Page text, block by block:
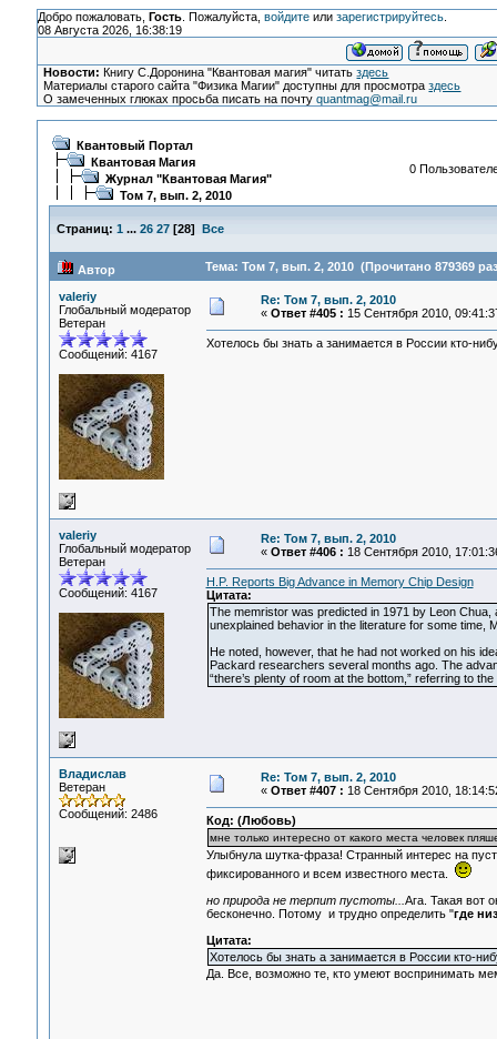
Добро пожаловать, Гость. Пожалуйста, войдитеили зарегистрируйтесь.
08 Августа 2026, 16:38:19
Новости: Книгу С.Доронина "Квантовая магия" читатьздесь
Материалы старого сайта "Физика Магии" доступны для просмотраздесь
О замеченных глюках просьба писать на почтуquantmag@mail.ru
Квантовый Портал
Квантовая Магия
Журнал "Квантовая Магия"
Том 7, вып. 2, 2010
0
Страниц: 1 ... 26 27[28] Все
Автор Тема: Том 7, вып. 2, 2010 (Прочитано 879369
valeriy
Глобальный модератор
Ветеран
Сообщений: 4167
Re: Том 7, вып. 2, 2010
« Ответ #405 : 15 Сентября 2010,
Хотелось бы знать а занимается в России кто-
valeriy
Глобальный модератор
Ветеран
Сообщений: 4167
Re: Том 7, вып. 2, 2010
« Ответ #406 : 18 Сентября 2010,
H.P. Reports Big Advance in Memory Chip Design
Цитата:
The memristor was predicted in 1971 by Leon
unexplained behavior in the literature for some time,
He noted, however, that he had not worked on his
Packard researchers several months ago. The
“there’s plenty of room at the bottom,” referring to
Владислав
Ветеран
Сообщений: 2486
Re: Том 7, вып. 2, 2010
« Ответ #407 : 18 Сентября 2010,
Код: (Любовь)
мне только интересно от какого места человек
Улыбнула шутка-фраза! Странный интерес на
фиксированного и всем известного места.
но природа не терпит пустоты... Ага. Такая вот
бесконечно. Потому и трудно определить "где
Цитата:
Хотелось бы знать а занимается в России кто-
Да. Все, возможно те, кто умеют воспринимать